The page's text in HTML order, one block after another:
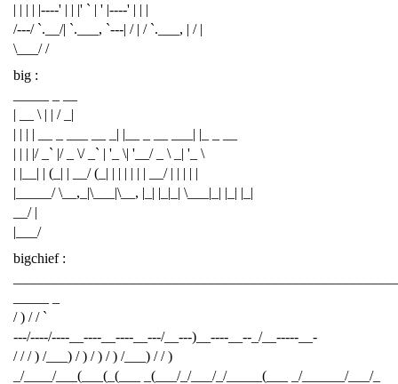
| | | | |----' | | |' ` | ' |----' | | |
/---/ `.__/| `.___, `---| / | / `.___, | / |
\___/ /
big :
| __ \ | | / _|
| | | | __ _ ___ __ _| |__ _ __ ___| |_ _ __
| | | |/ _` |/ _ \/ _` | '_ \| '__/ _ \ _| '_ \
| |__| | (_| | __/ (_| | | | | | | __/ | | | | |
|_____/ \__,_|\___|\__, |_| |_|_| \___|_| |_| |_|
__/ |
|___/
bigchief :
/ ) / / `
---/----/----__----__----__---/__---)__----__--_/__-----__-
/ / / ) /___) / ) / ) / ) /___) / / )
_/____/___(___(_(___ _(___/_/___/_/_____(___ _/______/___/_